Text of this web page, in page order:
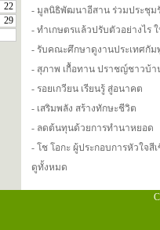
22
29
- มูลนิธิพัฒนาอีสาน ร่วมประชุมรั
- ทำเกษตรแล้วปรับตัวอย่างไร
- รับคณะศึกษาดูงานประเทศกัม
- สุภาพ เกื้อทาน ปราชญ์ชาวบ้า
- รอยเกวียน เรียนรู้ สู่อนาคต
- เสริมพลัง สร้างทักษะชีวิต
- ลดต้นทุนด้วยการทำนาหยอด
- โช โอกะ ผู้ประกอบการหัวใจสี
ดูทั้งหมด